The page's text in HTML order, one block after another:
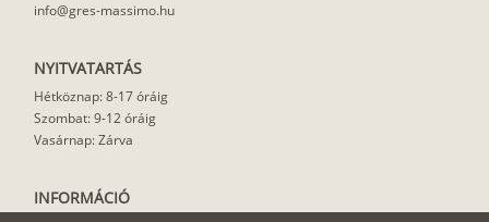
info@gres-massimo.hu
NYITVATARTÁS
Hétköznap: 8-17 óráig
Szombat: 9-12 óráig
Vasárnap: Zárva
INFORMÁCIÓ